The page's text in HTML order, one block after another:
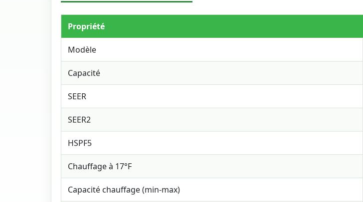
Propriété
Modèle
Capacité
SEER
SEER2
HSPF5
Chauffage à 17°F
Capacité chauffage (min-max)